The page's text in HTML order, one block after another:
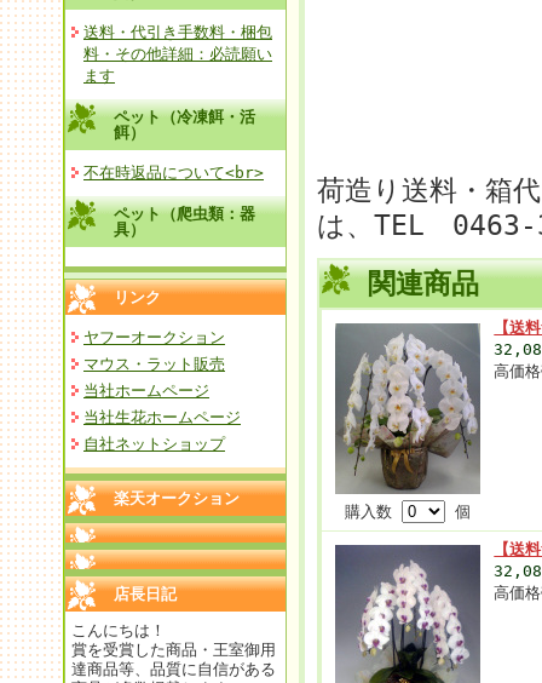
送料・代引き手数料・梱包
料・その他詳細：必読願い
ます
ペット（冷凍餌・活
餌）
不在時返品について<br>
ペット（爬虫類：器
具）
リンク
ヤフーオークション
マウス・ラット販売
当社ホームページ
当社生花ホームページ
自社ネットショップ
楽天オークション
店長日記
こんにちは！
賞を受賞した商品・王室御用
達商品等、品質に自信がある
荷造り送料・箱
は、TEL 0463-
関連商品
購入数 個
【送
高価
【送
高価